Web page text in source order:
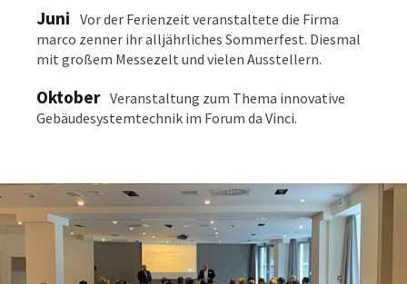
Juni Vor der Ferienzeit veranstaltete die Firma
marco zenner ihr alljährliches Sommerfest. Diesmal
mit großem Messezelt und vielen Ausstellern.
Oktober Veranstaltung zum Thema innovative
Gebäudesystemtechnik im Forum da Vinci.